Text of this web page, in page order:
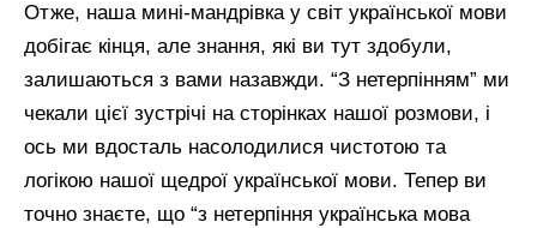
Отже, наша мині-мандрівка у світ української мови
добігає кінця, але знання, які ви тут здобули,
залишаються з вами назавжди. “З нетерпінням” ми
чекали цієї зустрічі на сторінках нашої розмови, і
ось ми вдосталь насолодилися чистотою та
логікою нашої щедрої української мови. Тепер ви
точно знаєте, що “з нетерпіння українська мова